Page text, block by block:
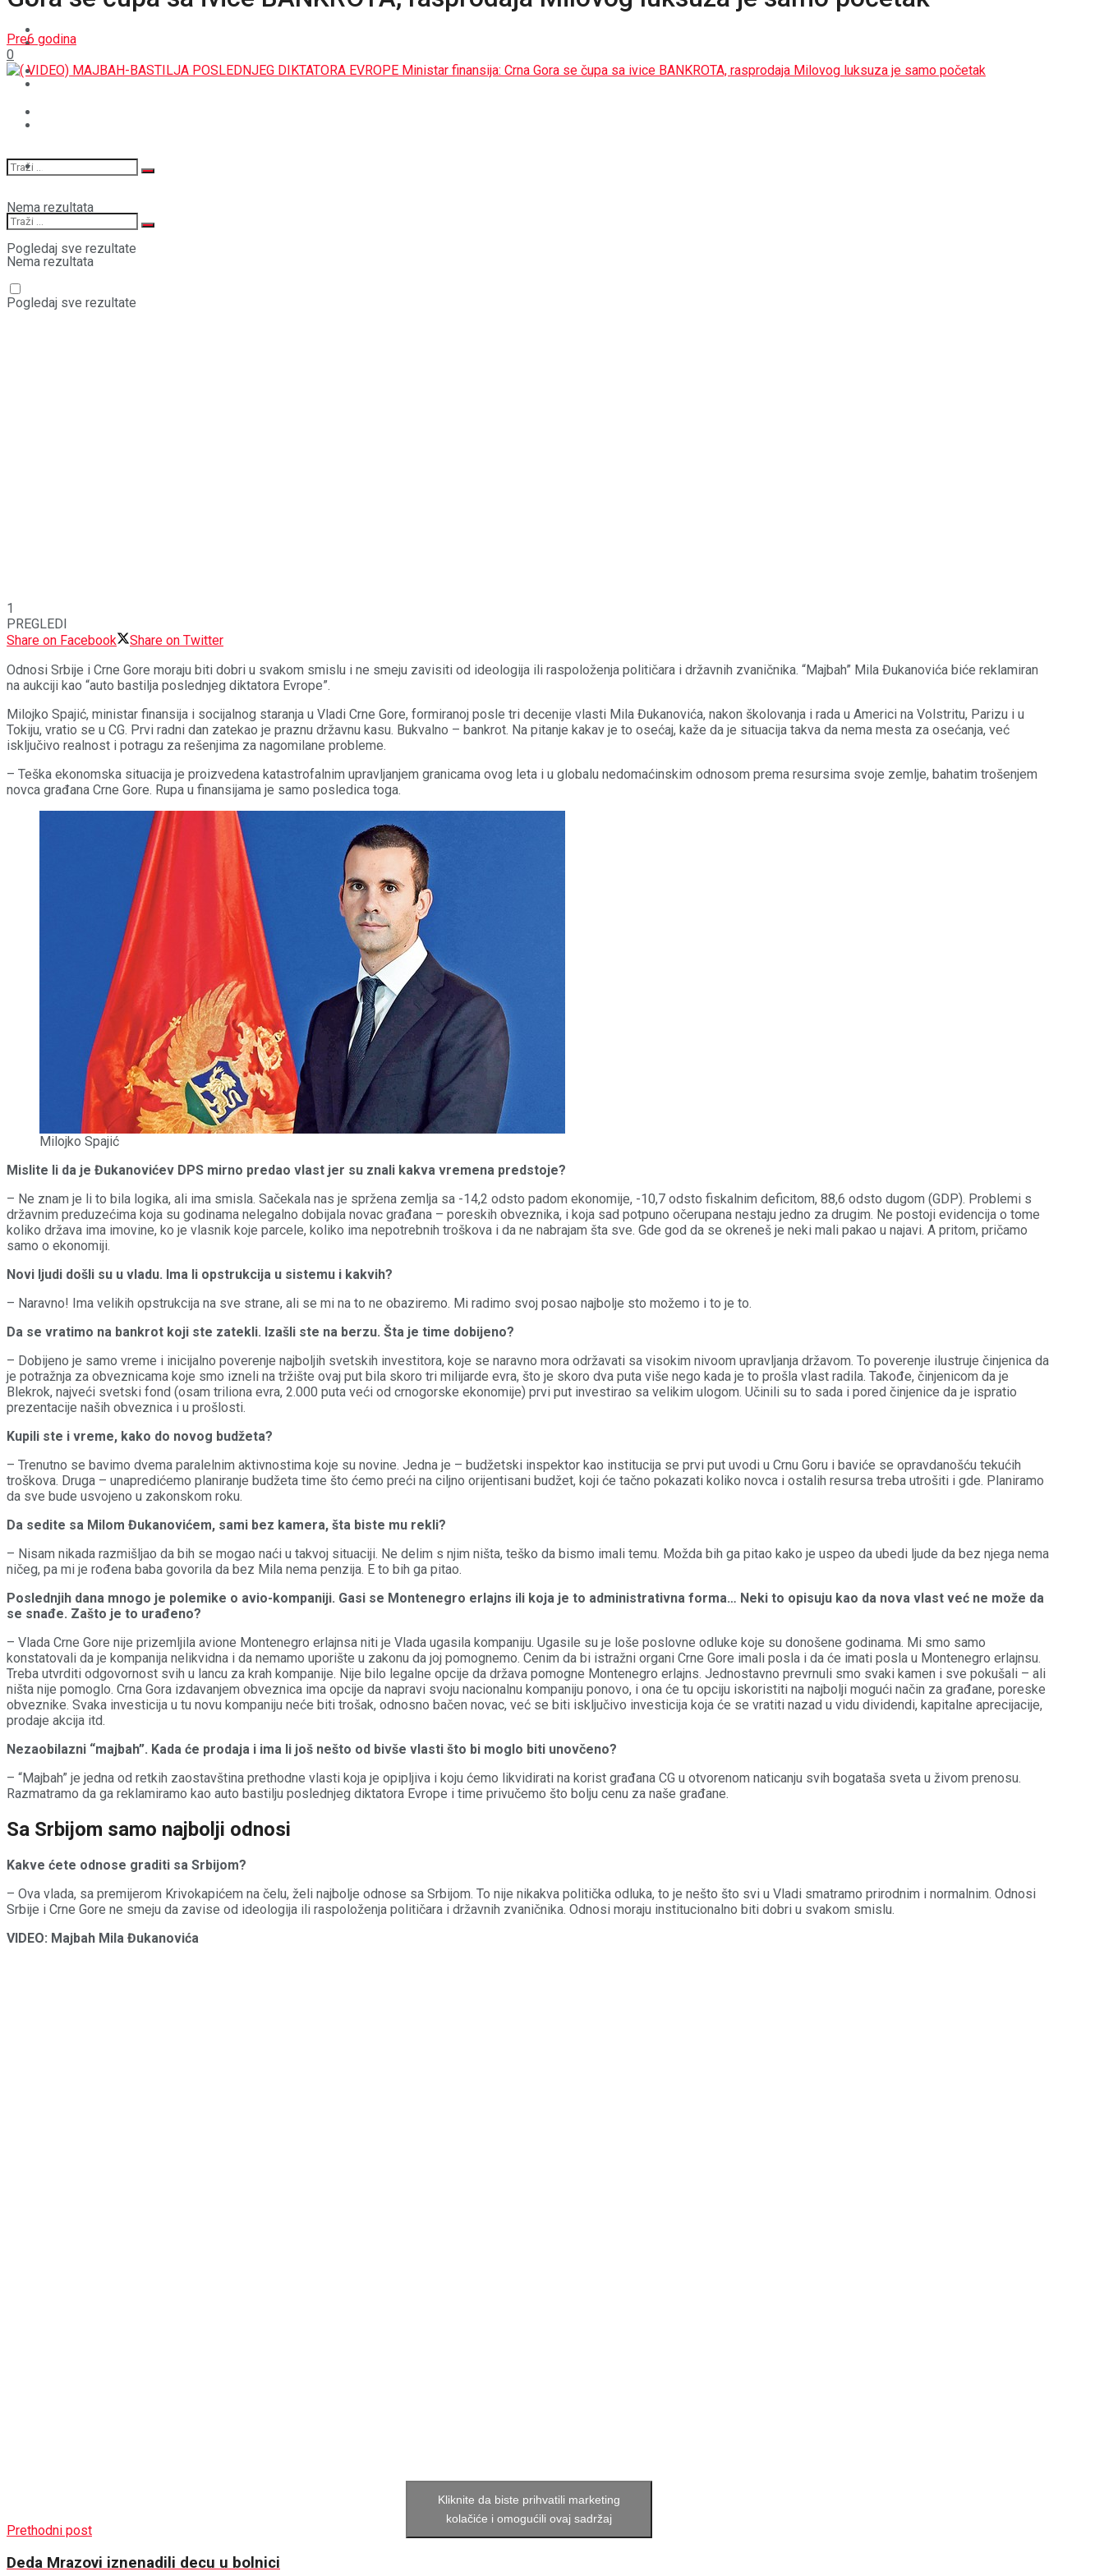
STAV
MAGAZIN
Nema rezultata
Pogledaj sve rezultate
CRNA HRONIKA
SPORT
Nema rezultata
Pogledaj sve rezultate
Pre6 godina
0
1
PREGLEDI
Share on Facebook
Share on Twitter
Odnosi Srbije i Crne Gore moraju biti dobri u svakom smislu i ne smeju zavisiti od ideologija ili raspoloženja političara i državnih zvaničnika. “Majbah” Mila Đukanovića biće reklamiran
na aukciji kao “auto bastilja poslednjeg diktatora Evrope”.
Milojko Spajić, ministar finansija i socijalnog staranja u Vladi Crne Gore, formiranoj posle tri decenije vlasti Mila Đukanovića, nakon školovanja i rada u Americi na Volstritu, Parizu i u
Tokiju, vratio se u CG. Prvi radni dan zatekao je praznu državnu kasu. Bukvalno – bankrot. Na pitanje kakav je to osećaj, kaže da je situacija takva da nema mesta za osećanja, već
isključivo realnost i potragu za rešenjima za nagomilane probleme.
– Teška ekonomska situacija je proizvedena katastrofalnim upravljanjem granicama ovog leta i u globalu nedomaćinskim odnosom prema resursima svoje zemlje, bahatim trošenjem
novca građana Crne Gore. Rupa u finansijama je samo posledica toga.
Milojko Spajić
Mislite li da je Đukanovićev DPS mirno predao vlast jer su znali kakva vremena predstoje?
– Ne znam je li to bila logika, ali ima smisla. Sačekala nas je spržena zemlja sa -14,2 odsto padom ekonomije, -10,7 odsto fiskalnim deficitom, 88,6 odsto dugom (GDP). Problemi s
državnim preduzećima koja su godinama nelegalno dobijala novac građana – poreskih obveznika, i koja sad potpuno očerupana nestaju jedno za drugim. Ne postoji evidencija o tome
koliko država ima imovine, ko je vlasnik koje parcele, koliko ima nepotrebnih troškova i da ne nabrajam šta sve. Gde god da se okreneš je neki mali pakao u najavi. A pritom, pričamo
samo o ekonomiji.
Novi ljudi došli su u vladu. Ima li opstrukcija u sistemu i kakvih?
– Naravno! Ima velikih opstrukcija na sve strane, ali se mi na to ne obaziremo. Mi radimo svoj posao najbolje sto možemo i to je to.
Da se vratimo na bankrot koji ste zatekli. Izašli ste na berzu. Šta je time dobijeno?
– Dobijeno je samo vreme i inicijalno poverenje najboljih svetskih investitora, koje se naravno mora održavati sa visokim nivoom upravljanja državom. To poverenje ilustruje činjenica da
je potražnja za obveznicama koje smo izneli na tržište ovaj put bila skoro tri milijarde evra, što je skoro dva puta više nego kada je to prošla vlast radila. Takođe, činjenicom da je
Blekrok, najveći svetski fond (osam triliona evra, 2.000 puta veći od crnogorske ekonomije) prvi put investirao sa velikim ulogom. Učinili su to sada i pored činjenice da je ispratio
prezentacije naših obveznica i u prošlosti.
Kupili ste i vreme, kako do novog budžeta?
– Trenutno se bavimo dvema paralelnim aktivnostima koje su novine. Jedna je – budžetski inspektor kao institucija se prvi put uvodi u Crnu Goru i baviće se opravdanošću tekućih
troškova. Druga – unapredićemo planiranje budžeta time što ćemo preći na ciljno orijentisani budžet, koji će tačno pokazati koliko novca i ostalih resursa treba utrošiti i gde. Planiramo
da sve bude usvojeno u zakonskom roku.
Da sedite sa Milom Đukanovićem, sami bez kamera, šta biste mu rekli?
– Nisam nikada razmišljao da bih se mogao naći u takvoj situaciji. Ne delim s njim ništa, teško da bismo imali temu. Možda bih ga pitao kako je uspeo da ubedi ljude da bez njega nema
ničeg, pa mi je rođena baba govorila da bez Mila nema penzija. E to bih ga pitao.
Poslednjih dana mnogo je polemike o avio-kompaniji. Gasi se Montenegro erlajns ili koja je to administrativna forma… Neki to opisuju kao da nova vlast već ne može da
se snađe. Zašto je to urađeno?
– Vlada Crne Gore nije prizemljila avione Montenegro erlajnsa niti je Vlada ugasila kompaniju. Ugasile su je loše poslovne odluke koje su donošene godinama. Mi smo samo
konstatovali da je kompanija nelikvidna i da nemamo uporište u zakonu da joj pomognemo. Cenim da bi istražni organi Crne Gore imali posla i da će imati posla u Montenegro erlajnsu.
Treba utvrditi odgovornost svih u lancu za krah kompanije. Nije bilo legalne opcije da država pomogne Montenegro erlajns. Jednostavno prevrnuli smo svaki kamen i sve pokušali – ali
ništa nije pomoglo. Crna Gora izdavanjem obveznica ima opcije da napravi svoju nacionalnu kompaniju ponovo, i ona će tu opciju iskoristiti na najbolji mogući način za građane, poreske
obveznike. Svaka investicija u tu novu kompaniju neće biti trošak, odnosno bačen novac, već se biti isključivo investicija koja će se vratiti nazad u vidu dividendi, kapitalne aprecijacije,
prodaje akcija itd.
Nezaobilazni “majbah”. Kada će prodaja i ima li još nešto od bivše vlasti što bi moglo biti unovčeno?
– “Majbah” je jedna od retkih zaostavština prethodne vlasti koja je opipljiva i koju ćemo likvidirati na korist građana CG u otvorenom naticanju svih bogataša sveta u živom prenosu.
Razmatramo da ga reklamiramo kao auto bastilju poslednjeg diktatora Evrope i time privučemo što bolju cenu za naše građane.
Sa Srbijom samo najbolji odnosi
Kakve ćete odnose graditi sa Srbijom?
– Ova vlada, sa premijerom Krivokapićem na čelu, želi najbolje odnose sa Srbijom. To nije nikakva politička odluka, to je nešto što svi u Vladi smatramo prirodnim i normalnim. Odnosi
Srbije i Crne Gore ne smeju da zavise od ideologija ili raspoloženja političara i državnih zvaničnika. Odnosi moraju institucionalno biti dobri u svakom smislu.
VIDEO: Majbah Mila Đukanovića
Kliknite da biste prihvatili marketing
kolačiće i omogućili ovaj sadržaj
Prethodni post
Deda Mrazovi iznenadili decu u bolnici